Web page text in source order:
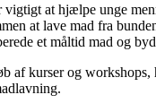
at hjælpe unge
at lave mad fra
et måltid mad og
af kurser og